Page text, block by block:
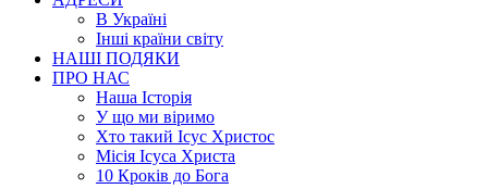
В Україні
Інші країни світу
НАШІ ПОДЯКИ
ПРО НАС
Наша Історія
У що ми віримо
Хто такий Ісус Христос
Місія Ісуса Христа
10 Кроків до Бога